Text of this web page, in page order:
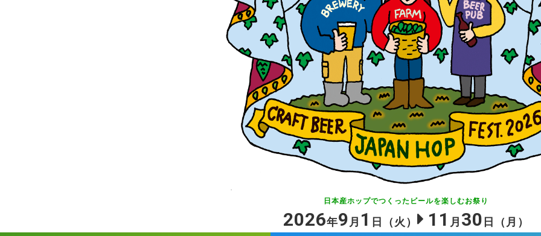
日本産ホップでつくったビールを楽しむお祭り
2026年9 月 1 日 （火） 11 月 30 日 （月）